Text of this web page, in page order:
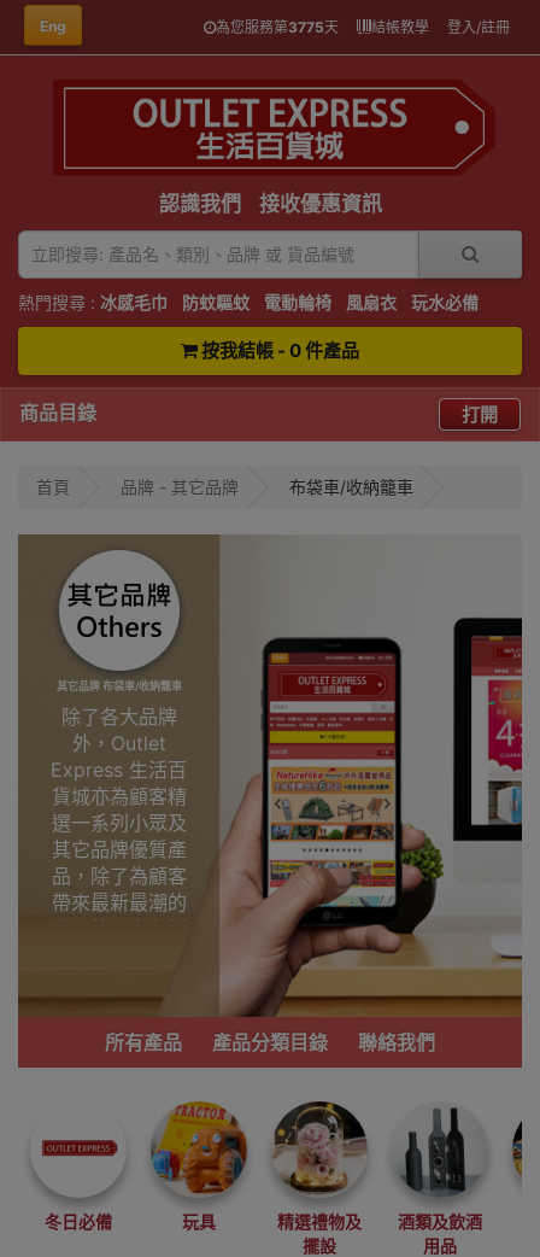
Eng 為您服務第3775天 結帳教學 登入/註冊
認識我們 接收優惠資訊
熱門搜尋 : 冰感毛巾 防蚊驅蚊 電動輪椅 風扇衣 玩水必備
按我結帳 - 0 件產品
商品目錄 打開
首頁 品牌 - 其它品牌 布袋車/收納籠車
其它品牌 布袋車/收納籠車
除了各大品牌
外，Outlet
Express 生活百
貨城亦為顧客精
選一系列小眾及
其它品牌優質產
品，除了為顧客
帶來最新最潮的
產品外，亦包括
功能齊備的產
品。
我們每月會固定
尋找最更新、最
潮、有特色而且
優惠的優質產
品，從用家的角
度為你帶來你的
最好選擇。
所有產品 產品分類目錄 聯絡我們
冬日必備 玩具
精選禮物及
擺設
酒類及飲酒
用品